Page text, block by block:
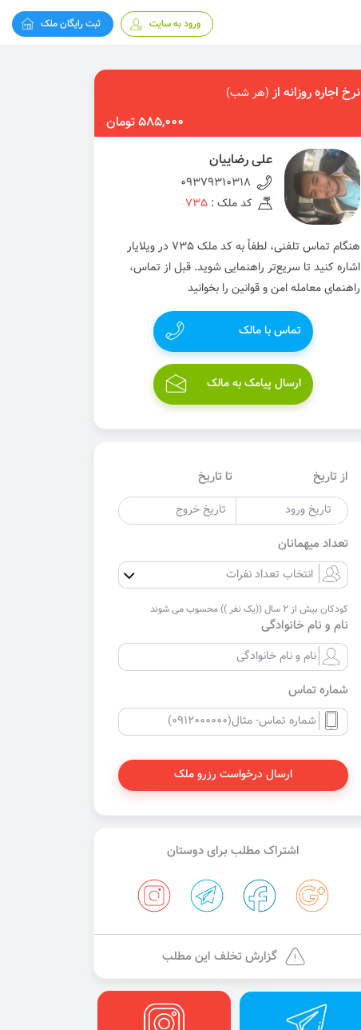
ورود به سایت ثبت رایگان ملک
نرخ اجاره روزانه از(هر شب)
585,000 تومان
علی رضاییان
09379310318
کد ملک : 735
هنگام تماس تلفنی، لطفاً به کد ملک 735 در ویلایار
اشاره کنید تا سریع‌تر راهنمایی شوید. قبل از تماس،
راهنمای معامله امن و قوانین را بخوانید
تماس با مالک
ارسال پیامک به مالک
از تاریخ تا تاریخ
تعداد میهمانان
کودکان بیش از 2 سال ((یک نفر )) محسوب می شوند
نام و نام خانوادگی
شماره تماس
ارسال درخواست رزرو ملک
اشتراک مطلب برای دوستان
گزارش تخلف این مطلب